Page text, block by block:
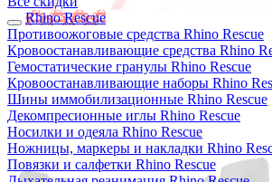
Rhino Rescue
Противоожоговые средства Rhino Rescue
Кровоостанавливающие средства Rhino
Гемостатические гранулы Rhino Rescue
Кровоостанавливающие наборы Rhino
Шины иммобилизационные Rhino Rescue
Декомпресионные иглы Rhino Rescue
Носилки и одеяла Rhino Rescue
Ножницы, маркеры и накладки Rhino
Повязки и салфетки Rhino Rescue